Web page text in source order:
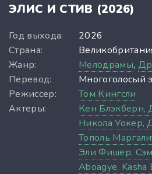
ЭЛИС И СТИВ (2026)
Год выхода:
2026
Страна:
Жанр:
Мелодрамы,
Перевод:
Многоголосый
Режиссер:
Том Кингсли
Актеры:
Кен Блэкберн,
Никола Уокер,
Тополь
Эли Фишер,
Aboagye, Kasha